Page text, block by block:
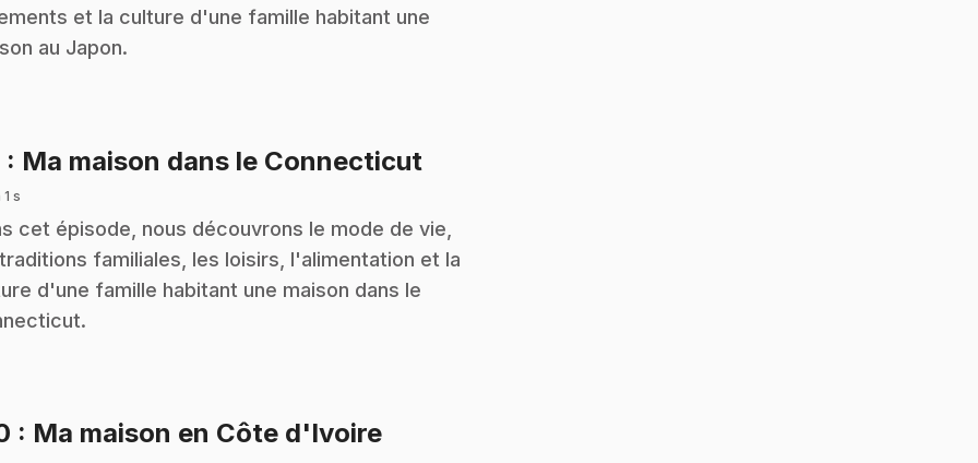
et la culture d'une famille habitant une
au Japon.
: Ma maison dans le Connecticut
s
cet épisode, nous découvrons le mode de vie,
familiales, les loisirs, l'alimentation et la
d'une famille habitant une maison dans le
: Ma maison en Côte d'Ivoire.